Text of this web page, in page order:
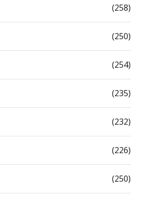
(258)
(250)
(254)
(235)
(232)
(226)
(250)